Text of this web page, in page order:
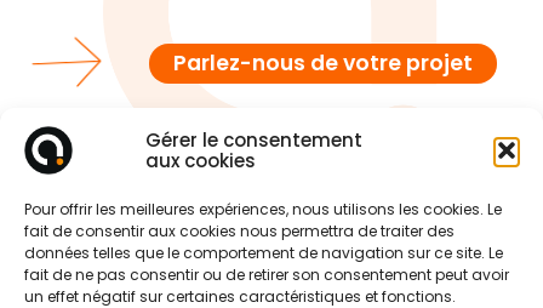
Gérer le consentement
aux cookies
Pour offrir les meilleures expériences, nous utilisons les cookies. Le
fait de consentir aux cookies nous permettra de traiter des
données telles que le comportement de navigation sur ce site. Le
fait de ne pas consentir ou de retirer son consentement peut avoir
un effet négatif sur certaines caractéristiques et fonctions.
Parlez-nous de votre projet